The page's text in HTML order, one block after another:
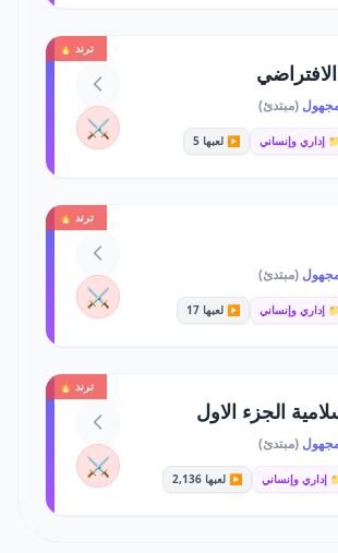
ترند 🔥
(مبتدئ)
إداري وإنساني ▶️ لعبها 5 ⚔️
ترند 🔥
(مبتدئ)
إداري وإنساني ▶️ لعبها 17 ⚔️
ترند 🔥
الجزء الاول
(مبتدئ)
إداري وإنساني ▶️ لعبها 2,136 ⚔️